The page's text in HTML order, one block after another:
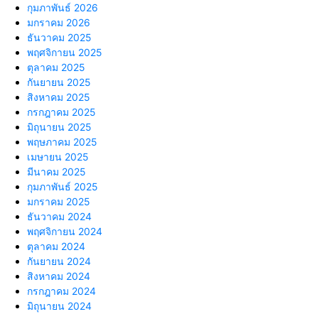
กุมภาพันธ์ 2026
มกราคม 2026
ธันวาคม 2025
พฤศจิกายน 2025
ตุลาคม 2025
กันยายน 2025
สิงหาคม 2025
กรกฎาคม 2025
มิถุนายน 2025
พฤษภาคม 2025
เมษายน 2025
มีนาคม 2025
กุมภาพันธ์ 2025
มกราคม 2025
ธันวาคม 2024
พฤศจิกายน 2024
ตุลาคม 2024
กันยายน 2024
สิงหาคม 2024
กรกฎาคม 2024
มิถุนายน 2024